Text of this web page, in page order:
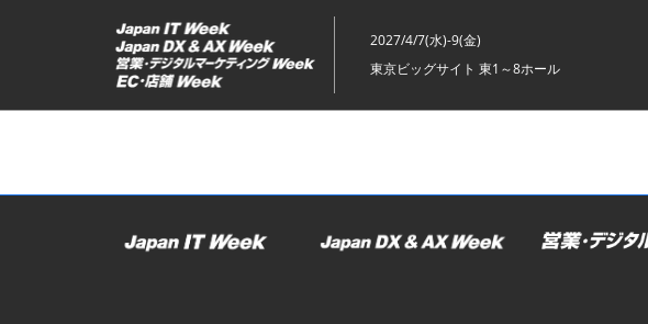
ッ
2027/4/7(水)-9(金)
東京ビッグサイト 東1～8ホール